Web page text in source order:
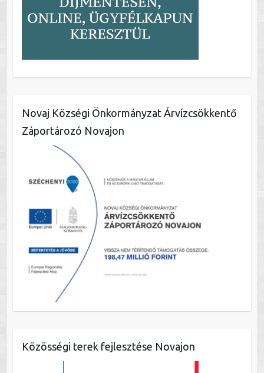
Novaj Községi Önkormányzat Árvízcsökkentő
Záportározó Novajon
Közösségi terek fejlesztése Novajon